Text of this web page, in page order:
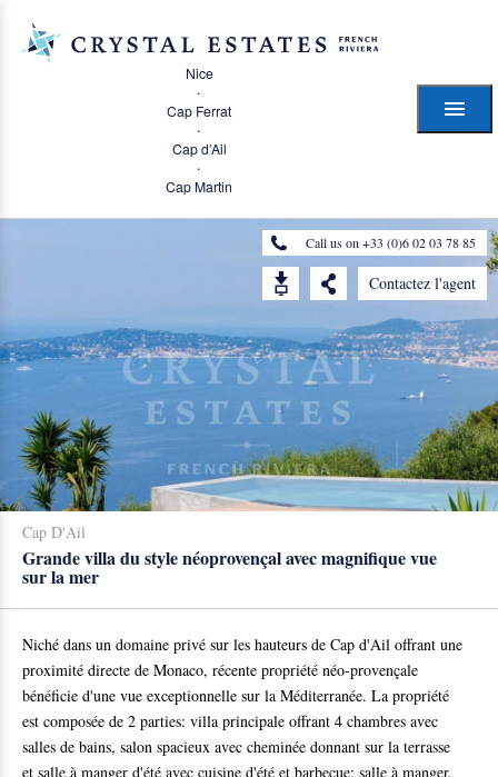
Nice
·
Cap Ferrat
·
Cap d’Ail
·
Cap Martin
Call us on +33 (0)6 02 03 78 85
Contactez l'agent
Cap D'Ail
Grande villa du style néoprovençal avec magnifique vue
sur la mer
Niché dans un domaine privé sur les hauteurs de Cap d'Ail offrant une
proximité directe de Monaco, récente propriété néo-provençale
bénéficie d'une vue exceptionnelle sur la Méditerranée. La propriété
est composée de 2 parties: villa principale offrant 4 chambres avec
salles de bains, salon spacieux avec cheminée donnant sur la terrasse
et salle à manger d'été avec cuisine d'été et barbecue; salle à manger,